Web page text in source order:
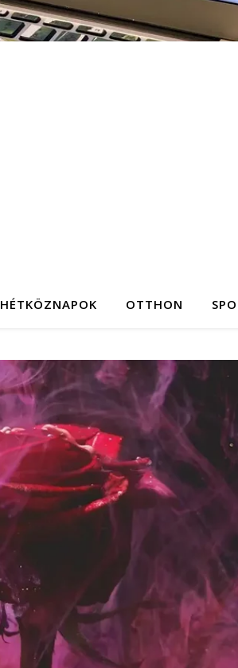
HÉTKÖZNAPOK OTTHON